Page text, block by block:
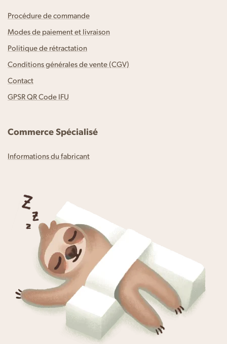
Procédure de commande
Modes de paiement et livraison
Politique de rétractation
Conditions générales de vente (CGV)
Contact
GPSR QR Code IFU
Commerce Spécialisé
Informations du fabricant